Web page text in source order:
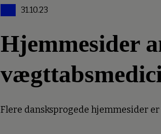
31.10.23
Hjemmesider
Flere dansksprogede hjemmesider